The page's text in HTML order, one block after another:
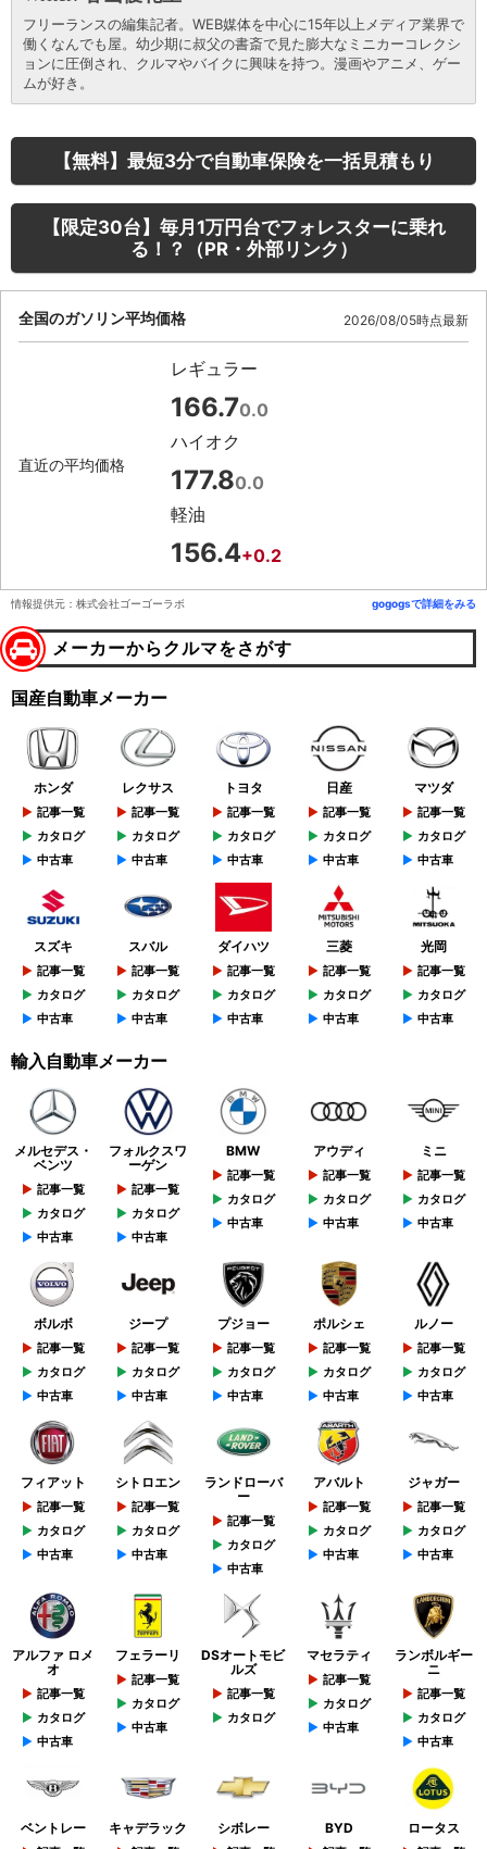
フリーランスの編集記者。WEB媒体を中心に15年以上メディア業界で
働くなんでも屋。幼少期に叔父の書斎で見た膨大なミニカーコレクシ
ョンに圧倒され、クルマやバイクに興味を持つ。漫画やアニメ、ゲー
ムが好き。
【無料】最短3分で自動車保険を一括見積もり
【限定30台】毎月1万円台でフォレスターに乗れ
る！？（PR・外部リンク）
全国のガソリン平均価格 2026/08/05時点最新
直近の平均価格
レギュラー
166.70.0
ハイオク
177.80.0
軽油
156.4+0.2
情報提供元：株式会社ゴーゴーラボ gogogsで詳細をみる
メーカーからクルマをさがす
国産自動車メーカー
ホンダ
記事一覧
カタログ
中古車
レクサス
記事一覧
カタログ
中古車
トヨタ
記事一覧
カタログ
中古車
日産
記事一覧
カタログ
中古車
マツダ
記事一覧
カタログ
中古車
スズキ
記事一覧
カタログ
中古車
スバル
記事一覧
カタログ
中古車
ダイハツ
記事一覧
カタログ
中古車
三菱
記事一覧
カタログ
中古車
光岡
記事一覧
カタログ
中古車
輸入自動車メーカー
メルセデス・
ベンツ
記事一覧
カタログ
中古車
フォルクスワ
ーゲン
記事一覧
カタログ
中古車
BMW
記事一覧
カタログ
中古車
アウディ
記事一覧
カタログ
中古車
ミニ
記事一覧
カタログ
中古車
ボルボ
記事一覧
カタログ
中古車
ジープ
記事一覧
カタログ
中古車
プジョー
記事一覧
カタログ
中古車
ポルシェ
記事一覧
カタログ
中古車
ルノー
記事一覧
カタログ
中古車
フィアット
記事一覧
カタログ
中古車
シトロエン
記事一覧
カタログ
中古車
ランドローバ
ー
記事一覧
カタログ
中古車
アバルト
記事一覧
カタログ
中古車
ジャガー
記事一覧
カタログ
中古車
アルファ ロメ
オ
記事一覧
カタログ
中古車
フェラーリ
記事一覧
カタログ
中古車
DSオートモビ
ルズ
記事一覧
カタログ
マセラティ
記事一覧
カタログ
中古車
ランボルギー
ニ
記事一覧
カタログ
中古車
ベントレー キャデラック シボレー BYD ロータス